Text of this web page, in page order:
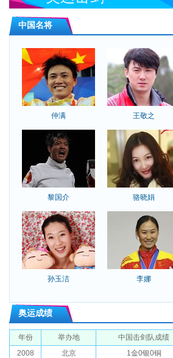
中国名将
仲满 王敬之
黎国介 骆晓娟
孙玉洁 李娜
奥运成绩
年份 举办地
中国击剑队成绩
2008
北京
1金0银0铜